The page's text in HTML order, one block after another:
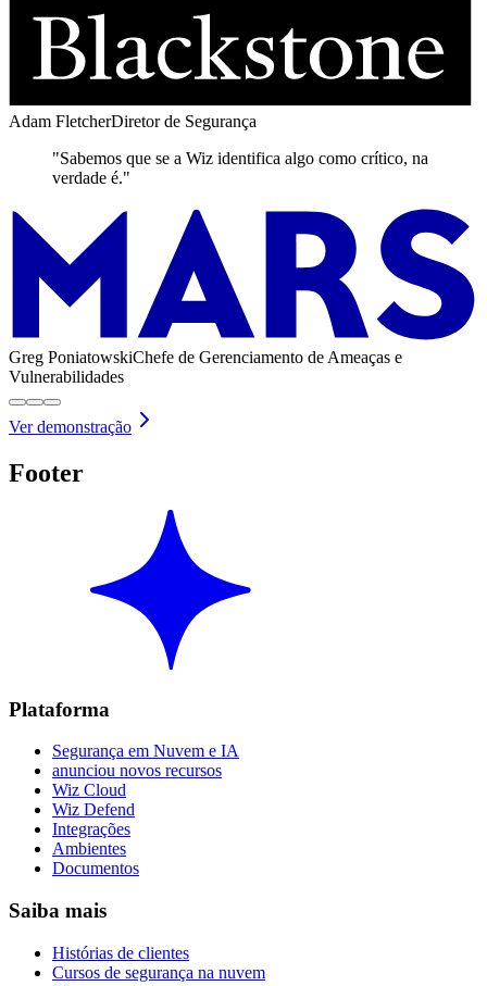
Adam FletcherDiretor de Segurança
"Sabemos que se a Wiz identifica algo como crítico, na
verdade é."
Greg PoniatowskiChefe de Gerenciamento de Ameaças e
Vulnerabilidades
Ver demonstração
Footer
Plataforma
Segurança em Nuvem e IA
anunciou novos recursos
Wiz Cloud
Wiz Defend
Integrações
Ambientes
Documentos
Saiba mais
Histórias de clientes
Cursos de segurança na nuvem